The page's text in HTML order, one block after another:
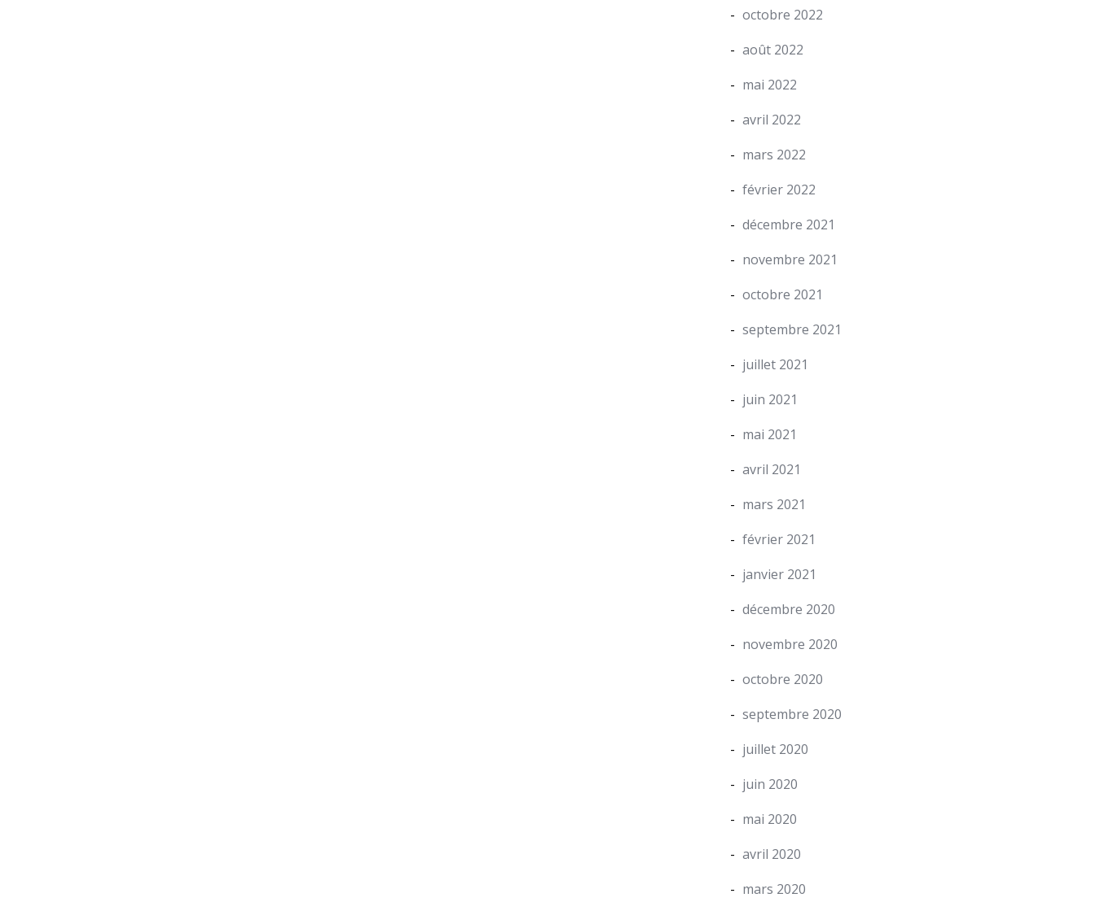
octobre 2022
août 2022
mai 2022
avril 2022
mars 2022
février 2022
décembre 2021
novembre 2021
octobre 2021
septembre 2021
juillet 2021
juin 2021
mai 2021
avril 2021
mars 2021
février 2021
janvier 2021
décembre 2020
novembre 2020
octobre 2020
septembre 2020
juillet 2020
juin 2020
mai 2020
avril 2020
mars 2020